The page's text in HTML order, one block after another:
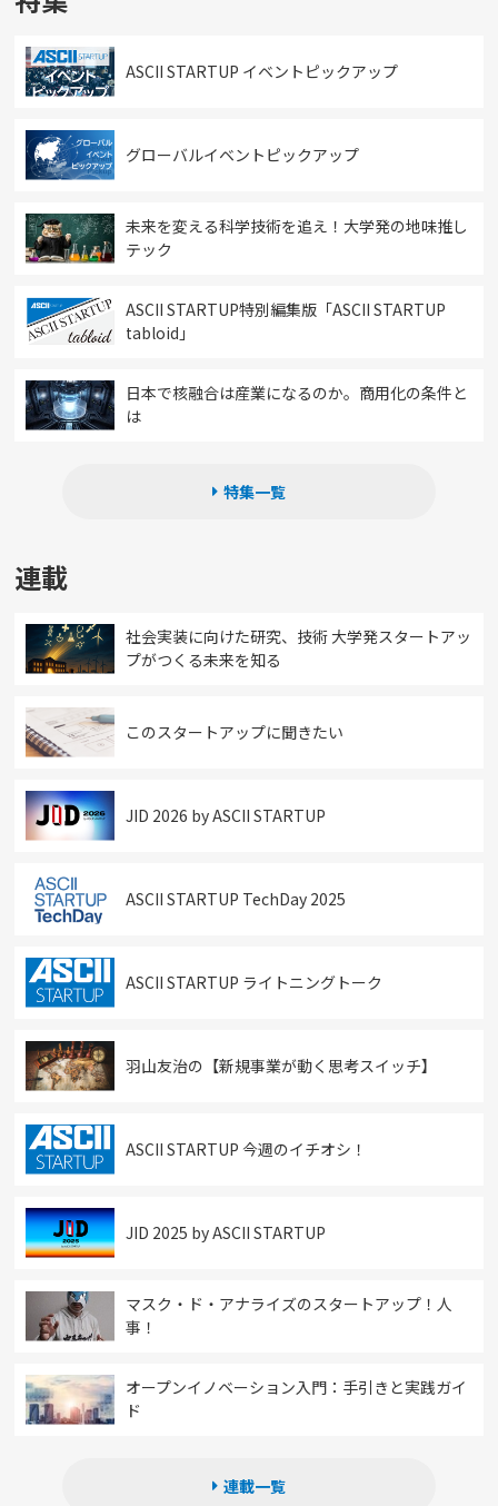
ASCII STARTUP イベントピックアップ
グローバルイベントピックアップ
未来を変える科学技術を追え！大学発の地味推し
テック
ASCII STARTUP特別編集版「ASCII STARTUP
tabloid」
日本で核融合は産業になるのか。商用化の条件と
は
特集一覧
連載
社会実装に向けた研究、技術 大学発スタートアッ
プがつくる未来を知る
このスタートアップに聞きたい
JID 2026 by ASCII STARTUP
ASCII STARTUP TechDay 2025
ASCII STARTUP ライトニングトーク
羽山友治の【新規事業が動く思考スイッチ】
ASCII STARTUP 今週のイチオシ！
JID 2025 by ASCII STARTUP
マスク・ド・アナライズのスタートアップ！人
事！
オープンイノベーション入門：手引きと実践ガイ
ド
連載一覧